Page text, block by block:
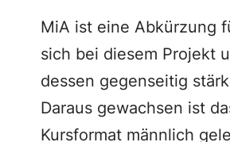
MiA ist eine Abkürzung
sich bei diesem Projekt
dessen gegenseitig
Daraus gewachsen ist
Kursformat männlich